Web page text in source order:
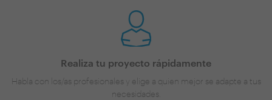
Realiza tu proyecto rápidamente
Habla con los/as profesionales y elige a quien mejor se adapte a tus
necesidades.